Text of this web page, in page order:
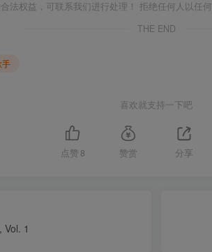
法权益，可联系我们进行处理！ 拒绝任何人以任
THE END
手
喜欢就支持一下吧
点赞 8 赞赏 分享
1